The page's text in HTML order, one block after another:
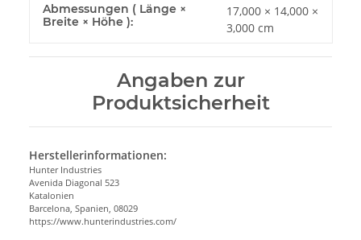
Abmessungen ( Länge ×
Breite × Höhe ):
17,000 × 14,000 ×
3,000 cm
Angaben zur
Produktsicherheit
Herstellerinformationen:
Hunter Industries
Avenida Diagonal 523
Katalonien
Barcelona, Spanien, 08029
https://www.hunterindustries.com/